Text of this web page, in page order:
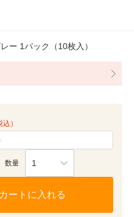
ー 1パック（10枚入）
込）
数量 1
カートに入れる